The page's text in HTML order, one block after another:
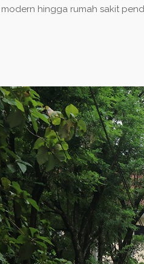
hingga rumah sakit